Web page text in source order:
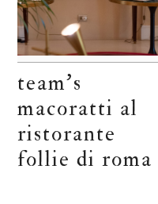
team’s
macoratti al
ristorante
follie di roma